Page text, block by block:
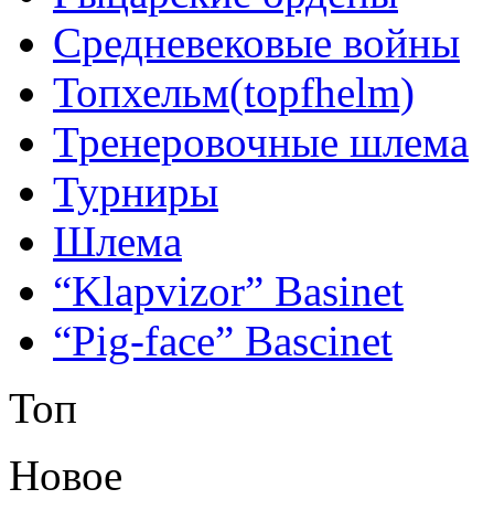
Средневековые войны
Топхельм(topfhelm)
Тренеровочные шлема
Турниры
Шлема
“Klapvizor” Basinet
“Pig-face” Bascinet
Топ
Новое